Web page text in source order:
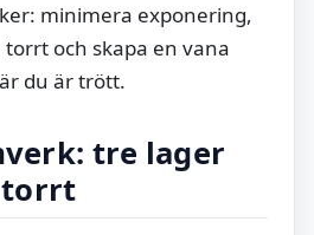
minimera exponering,
och skapa en vana
du är trött.
tre lager
torrt